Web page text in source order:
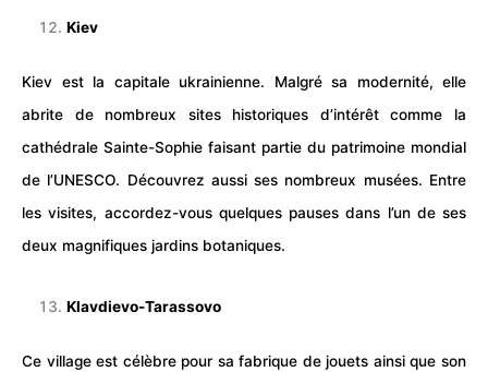
Kiev
Kiev est la capitale ukrainienne. Malgré sa modernité, elle
abrite de nombreux sites historiques d’intérêt comme la
cathédrale Sainte-Sophie faisant partie du patrimoine mondial
de l’UNESCO. Découvrez aussi ses nombreux musées. Entre
les visites, accordez-vous quelques pauses dans l’un de ses
deux magnifiques jardins botaniques.
Klavdievo-Tarassovo
Ce village est célèbre pour sa fabrique de jouets ainsi que son